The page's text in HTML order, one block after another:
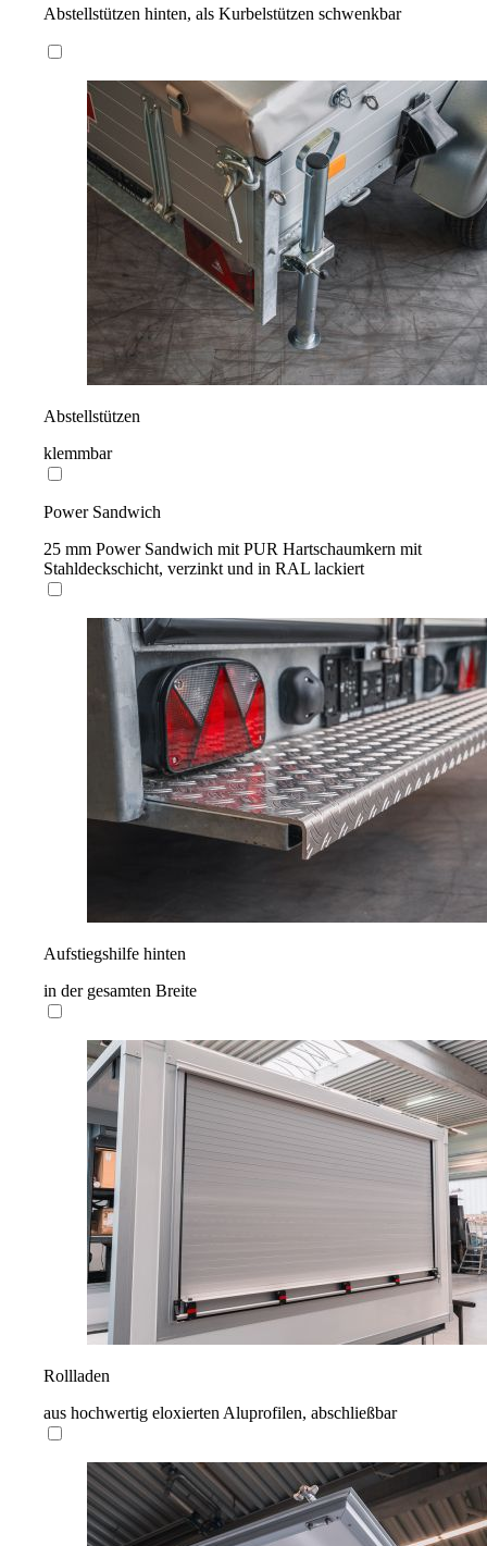
Abstellstützen hinten, als Kurbelstützen schwenkbar
Abstellstützen
klemmbar
Power Sandwich
25 mm Power Sandwich mit PUR Hartschaumkern mit
Stahldeckschicht, verzinkt und in RAL lackiert
Aufstiegshilfe hinten
in der gesamten Breite
Rollladen
aus hochwertig eloxierten Aluprofilen, abschließbar